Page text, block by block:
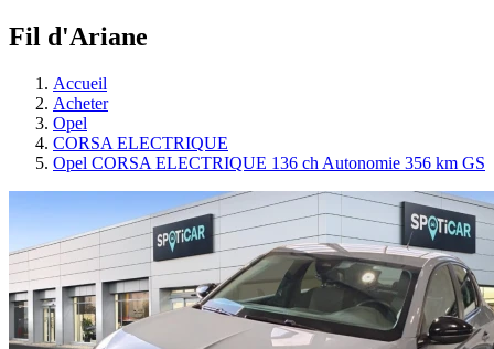
Fil d'Ariane
Accueil
Acheter
Opel
CORSA ELECTRIQUE
Opel CORSA ELECTRIQUE 136 ch Autonomie 356 km GS